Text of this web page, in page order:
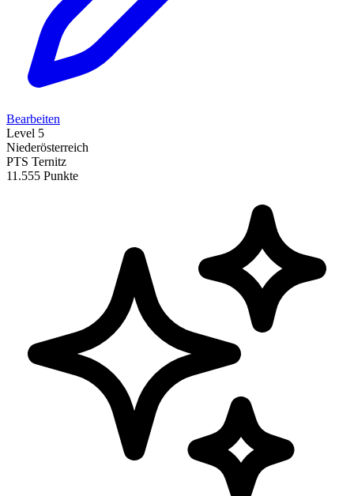
Bearbeiten
Level 5
Niederösterreich
PTS Ternitz
11.555 Punkte